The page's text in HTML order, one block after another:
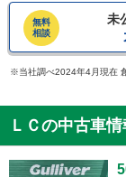
無料
相談
未
当社調べ2024年4月現在
ＬＣの中古車情